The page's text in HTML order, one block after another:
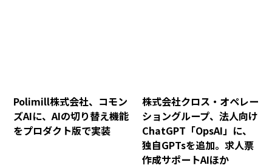
Polimill株式会社、コモン
ズAIに、AIの切り替え機能
をプロダクト版で実装
株式会社クロス・オペレー
ショングループ、法人向け
ChatGPT「OpsAI」に、
独自GPTsを追加。求人票
作成サポートAIほか